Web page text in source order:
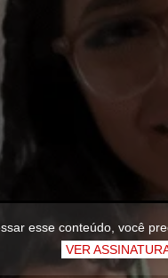
esse conteúdo, você
VER